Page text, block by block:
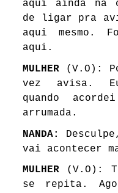
aqui ainda na
de ligar pra
aqui mesmo.
aqui.
MULHER (V.O):
vez avisa.
quando
arrumada.
NANDA:
vai acontecer
MULHER (V.O):
se repita.